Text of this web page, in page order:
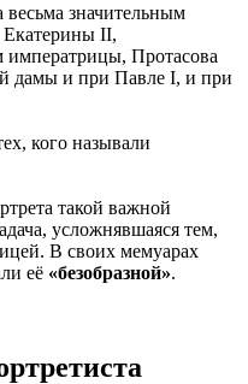
значительным
II,
императрицы, Протасова
дамы и при Павле I, и при
кого называли
такой важной
усложнявшаяся тем,
В своих мемуарах
её «безобразной».